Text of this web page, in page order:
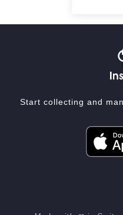
Start collecting and